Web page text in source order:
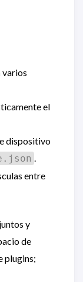
el
dispositivo
.
entre
y
de
plugins;